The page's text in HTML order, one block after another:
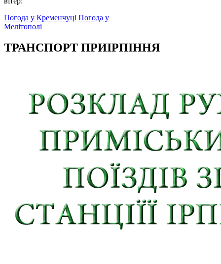
Погода у Кременчуці Погода у
Мелітополі
ТРАНСПОРТ ПРИІРПІННЯ